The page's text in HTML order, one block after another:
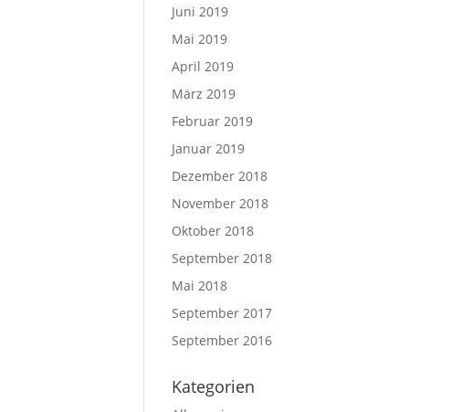
Juni 2019
Mai 2019
April 2019
März 2019
Februar 2019
Januar 2019
Dezember 2018
November 2018
Oktober 2018
September 2018
Mai 2018
September 2017
September 2016
Kategorien